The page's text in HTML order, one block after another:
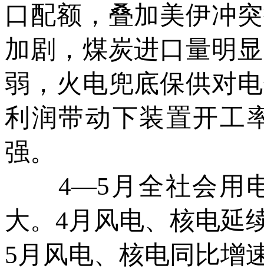
口配额，叠加美伊冲
加剧，煤炭进口量明
弱，火电兜底保供对
利润带动下装置开工
强。
4—5月全社会用电
大。4月风电、核电延
5月风电、核电同比增